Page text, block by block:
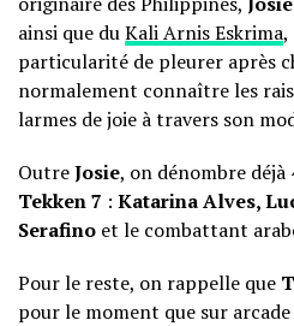
ainsi que duKali Arnis Eskrima,
particularité de pleurer après
normalement connaître les
larmes de joie à travers son
OutreJosie, on dénombre
Tekken 7 : Katarina Alves,
Serafino et le combattant
Pour le reste, on rappelle que
pour le moment que sur